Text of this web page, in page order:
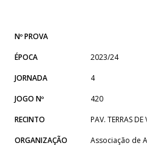
Nº PROVA
ÉPOCA
2023/24
JORNADA
4
JOGO Nº
420
RECINTO
PAV. TERRAS DE
ORGANIZAÇÃO
Associação de